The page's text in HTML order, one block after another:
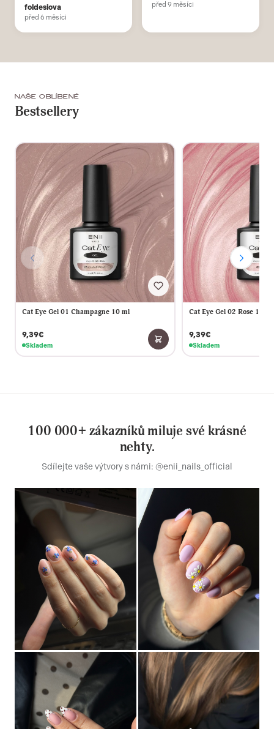
foldesiova
před 6 měsíci
před 9 měsíci
NAŠE OBLÍBENÉ
Bestsellery
Cat Eye Gel 01 Champagne 10 ml
9,39€
Skladem
Cat Eye Gel 02 Rose 10 ml
9,39€
Skladem
100 000+ zákazníků miluje své krásné
nehty.
Sdílejte vaše výtvory s námi: @enii_nails_official